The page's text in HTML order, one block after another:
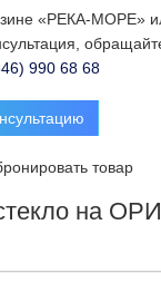
«РЕКА-МОРЕ»
990 68 68
товар
на